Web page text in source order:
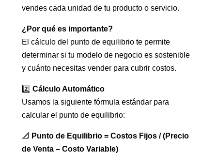
vendes cada unidad de tu producto o servicio.
¿Por qué es importante?
El cálculo del punto de equilibrio te permite
determinar si tu modelo de negocio es sostenible
y cuánto necesitas vender para cubrir costos.
2️⃣ Cálculo Automático
Usamos la siguiente fórmula estándar para
calcular el punto de equilibrio:
📐 Punto de Equilibrio = Costos Fijos / (Precio
de Venta – Costo Variable)